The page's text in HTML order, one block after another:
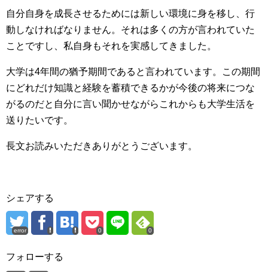
自分自身を成長させるためには新しい環境に身を移し、行
動しなければなりません。それは多くの方が言われていた
ことですし、私自身もそれを実感してきました。
大学は4年間の猶予期間であると言われています。この期間
にどれだけ知識と経験を蓄積できるかが今後の将来につな
がるのだと自分に言い聞かせながらこれからも大学生活を
送りたいです。
長文お読みいただきありがとうございます。
シェアする
error 0 0
フォローする